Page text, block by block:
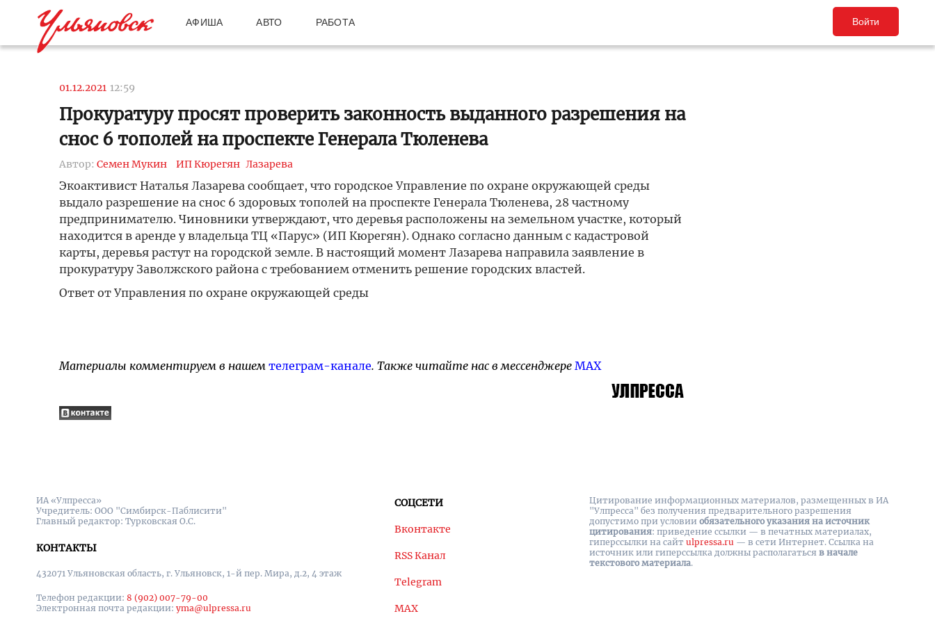
АФИША АВТО РАБОТА Войти
01.12.2021 12:59
Прокуратуру просят проверить законность выданного разрешения на
снос 6 тополей на проспекте Генерала Тюленева
Автор: Семен Мукин ИП Кюрегян Лазарева
Экоактивист Наталья Лазарева сообщает, что городское Управление по охране окружающей среды
выдало разрешение на снос 6 здоровых тополей на проспекте Генерала Тюленева, 28 частному
предпринимателю. Чиновники утверждают, что деревья расположены на земельном участке, который
находится в аренде у владельца ТЦ «Парус» (ИП Кюрегян). Однако согласно данным с кадастровой
карты, деревья растут на городской земле. В настоящий момент Лазарева направила заявление в
прокуратуру Заволжского района с требованием отменить решение городских властей.
Ответ от Управления по охране окружающей среды
Материалы комментируем в нашем телеграм-канале. Также читайте нас в мессенджере MAX
ИА «Улпресса»
Учредитель: ООО "Симбирск-Паблисити"
Главный редактор: Турковская О.С.
КОНТАКТЫ
432071 Ульяновская область, г. Ульяновск, 1-й пер. Мира, д.2, 4 этаж
Телефон редакции: 8 (902) 007-79-00
Электронная почта редакции: yma@ulpressa.ru
СОЦСЕТИ
Вконтакте
RSS Канал
Telegram
MAX
Цитирование информационных материалов, размещенных в ИА
"Улпресса" без получения предварительного разрешения
допустимо при условии обязательного указания на источник
цитирования: приведение ссылки — в печатных материалах,
гиперссылки на cайт ulpressa.ru — в сети Интернет. Ссылка на
источник или гиперссылка должны располагаться в начале
текстового материала.